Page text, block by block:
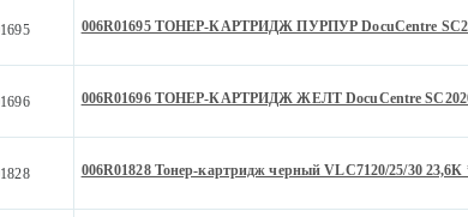
006R01695 ТОНЕР-КАРТРИДЖ ПУРПУР DocuCentre
006R01696 ТОНЕР-КАРТРИДЖ ЖЕЛТ DocuCentre
006R01828 Тонер-картридж черный VLC7120/25/30 23,6К